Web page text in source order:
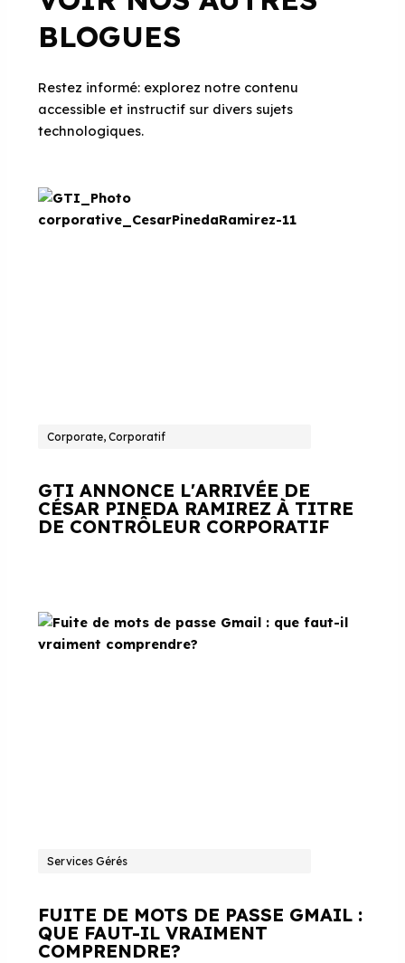
BLOGUES
Restez informé: explorez notre contenu
accessible et instructif sur divers sujets
technologiques.
Corporate, Corporatif
GTI ANNONCE L'ARRIVÉE DE
CÉSAR PINEDA RAMIREZ À TITRE
DE CONTRÔLEUR CORPORATIF
Services Gérés
FUITE DE MOTS DE PASSE GMAIL :
QUE FAUT-IL VRAIMENT
COMPRENDRE?